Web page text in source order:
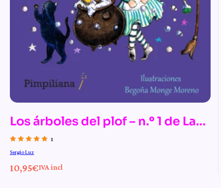
Los árboles del plof – n.º 1 de Las
mágicas aventuras de la bruja
Pamplinas
5.00de 5
1
Sergio Luz
10,95€IVA incl